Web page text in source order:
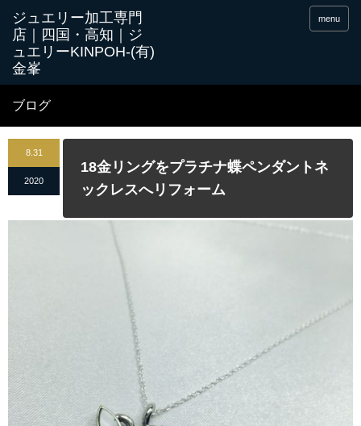
menu
ブログ
8.31
2020
18金リングをプラチナ蝶ペンダントネ
ックレスへリフォーム